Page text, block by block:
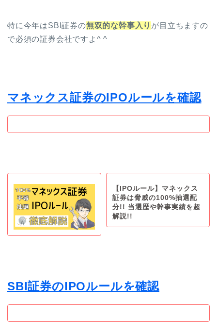
特に今年はSBI証券の無双的な幹事入り が目立ちますの
で必須の証券会社ですよ^ ^
マネックス証券のIPOルールを確認
【IPOルール】マネックス
証券は脅威の100%抽選配
分!! 当選歴や幹事実績を超
解説!!
SBI証券のIPOルールを確認